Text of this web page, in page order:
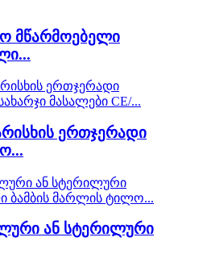
მწარმოებელი
ერთჯერადი
ან სტერილური